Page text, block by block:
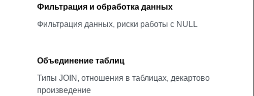
Фильтрация и обработка данных
Фильтрация данных, риски работы с NULL
Объединение таблиц
Типы JOIN, отношения в таблицах, декартово
произведение